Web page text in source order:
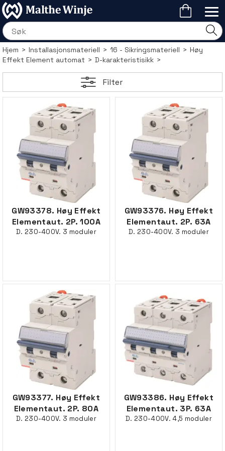
Hjem>Installasjonsmateriell>16 - Sikringsmateriell>Høy
Effekt Element automat>D-karakteristisikk>
Filter
GW93378. Høy Effekt
Elementaut. 2P. 100A
D. 230-400V. 3 moduler
GW93376. Høy Effekt
Elementaut. 2P. 63A
D. 230-400V. 3 moduler
GW93377. Høy Effekt
Elementaut. 2P. 80A
D. 230-400V. 3 moduler
GW93386. Høy Effekt
Elementaut. 3P. 63A
D. 230-400V. 4,5 moduler